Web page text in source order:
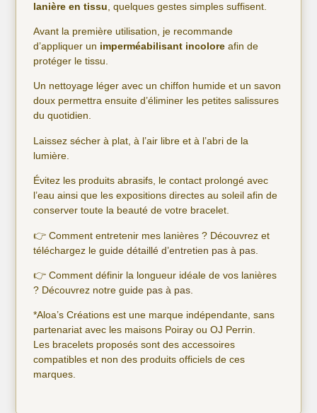
lanière en tissu , quelques gestes simples suffisent.
Avant la première utilisation, je recommande
d’appliquer un imperméabilisant incolore afin de
protéger le tissu.
Un nettoyage léger avec un chiffon humide et un savon
doux permettra ensuite d’éliminer les petites salissures
du quotidien.
Laissez sécher à plat, à l’air libre et à l’abri de la
lumière.
Évitez les produits abrasifs, le contact prolongé avec
l’eau ainsi que les expositions directes au soleil afin de
conserver toute la beauté de votre bracelet.
👉 Comment entretenir mes lanières ? Découvrez et
téléchargez leguide détaillé d’entretien pas à pas.
👉 Comment définir la longueur idéale de vos lanières
? Découvrez notreguide pas à pas
*Aloa’s Créations est une marque indépendante, sans
partenariat avec les maisons Poiray ou OJ Perrin.
Les bracelets proposés sont des accessoires
compatibles et non des produits officiels de ces
marques.